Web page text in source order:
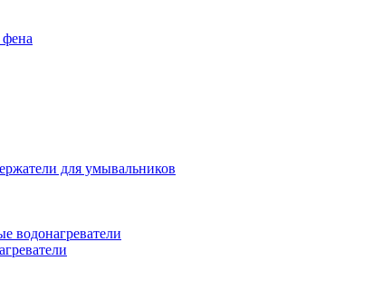
для умывальников
водонагреватели